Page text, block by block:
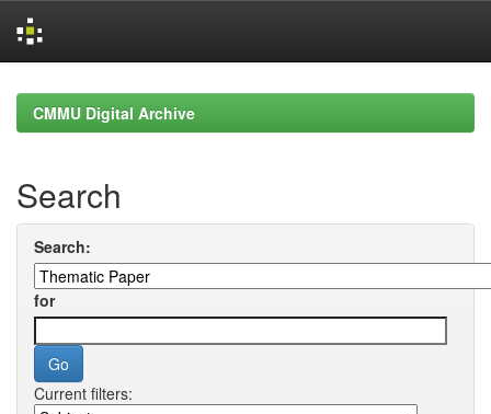
navigationCMMU Digital Archive
Search
Search:
for
Current filters: